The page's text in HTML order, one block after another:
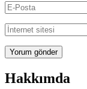
E-
posta
İnternet
sitesi
Hakkımda